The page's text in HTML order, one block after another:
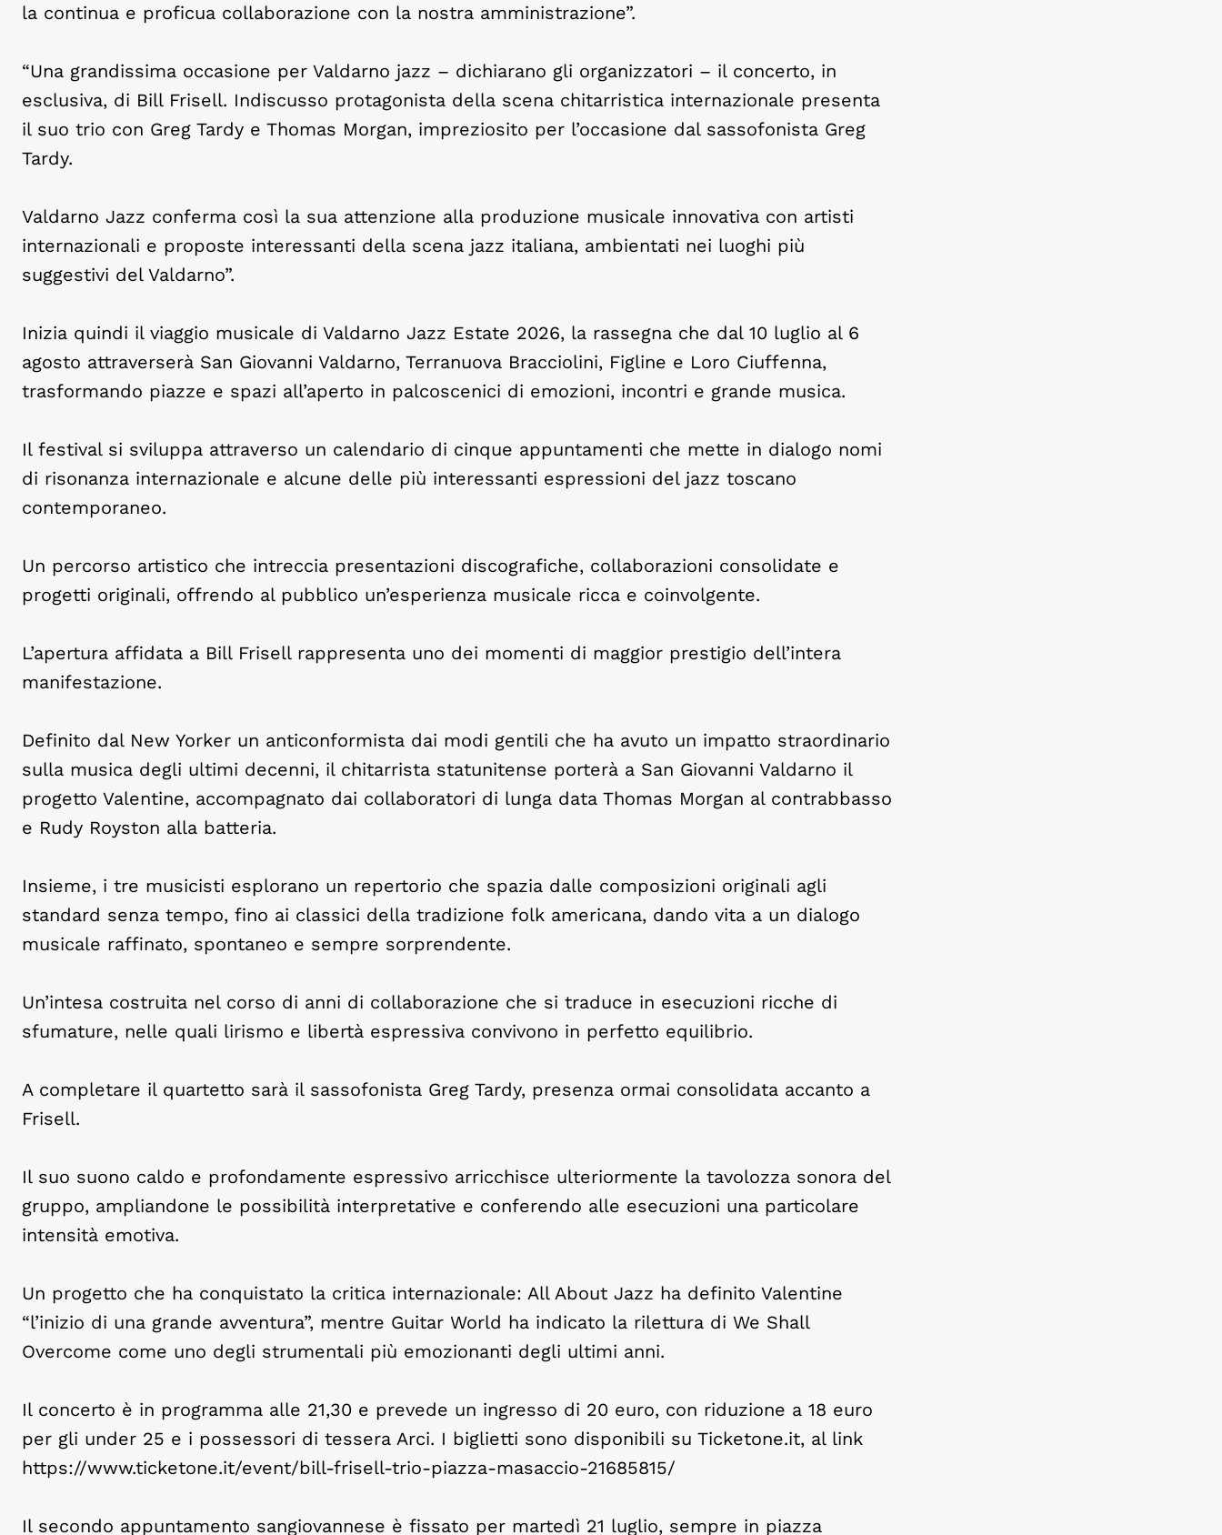
la continua e proficua collaborazione con la nostra amministrazione”.
“Una grandissima occasione per Valdarno jazz – dichiarano gli organizzatori – il concerto, in
esclusiva, di Bill Frisell. Indiscusso protagonista della scena chitarristica internazionale presenta
il suo trio con Greg Tardy e Thomas Morgan, impreziosito per l’occasione dal sassofonista Greg
Tardy.
Valdarno Jazz conferma così la sua attenzione alla produzione musicale innovativa con artisti
internazionali e proposte interessanti della scena jazz italiana, ambientati nei luoghi più
suggestivi del Valdarno”.
Inizia quindi il viaggio musicale di Valdarno Jazz Estate 2026, la rassegna che dal 10 luglio al 6
agosto attraverserà San Giovanni Valdarno, Terranuova Bracciolini, Figline e Loro Ciuffenna,
trasformando piazze e spazi all’aperto in palcoscenici di emozioni, incontri e grande musica.
Il festival si sviluppa attraverso un calendario di cinque appuntamenti che mette in dialogo nomi
di risonanza internazionale e alcune delle più interessanti espressioni del jazz toscano
contemporaneo.
Un percorso artistico che intreccia presentazioni discografiche, collaborazioni consolidate e
progetti originali, offrendo al pubblico un’esperienza musicale ricca e coinvolgente.
L’apertura affidata a Bill Frisell rappresenta uno dei momenti di maggior prestigio dell’intera
manifestazione.
Definito dal New Yorker un anticonformista dai modi gentili che ha avuto un impatto straordinario
sulla musica degli ultimi decenni, il chitarrista statunitense porterà a San Giovanni Valdarno il
progetto Valentine, accompagnato dai collaboratori di lunga data Thomas Morgan al contrabbasso
e Rudy Royston alla batteria.
Insieme, i tre musicisti esplorano un repertorio che spazia dalle composizioni originali agli
standard senza tempo, fino ai classici della tradizione folk americana, dando vita a un dialogo
musicale raffinato, spontaneo e sempre sorprendente.
Un’intesa costruita nel corso di anni di collaborazione che si traduce in esecuzioni ricche di
sfumature, nelle quali lirismo e libertà espressiva convivono in perfetto equilibrio.
A completare il quartetto sarà il sassofonista Greg Tardy, presenza ormai consolidata accanto a
Frisell.
Il suo suono caldo e profondamente espressivo arricchisce ulteriormente la tavolozza sonora del
gruppo, ampliandone le possibilità interpretative e conferendo alle esecuzioni una particolare
intensità emotiva.
Un progetto che ha conquistato la critica internazionale: All About Jazz ha definito Valentine
“l’inizio di una grande avventura”, mentre Guitar World ha indicato la rilettura di We Shall
Overcome come uno degli strumentali più emozionanti degli ultimi anni.
Il concerto è in programma alle 21,30 e prevede un ingresso di 20 euro, con riduzione a 18 euro
per gli under 25 e i possessori di tessera Arci. I biglietti sono disponibili su Ticketone.it, al link
https://www.ticketone.it/event/bill-frisell-trio-piazza-masaccio-21685815/
Il secondo appuntamento sangiovannese è fissato per martedì 21 luglio, sempre in piazza